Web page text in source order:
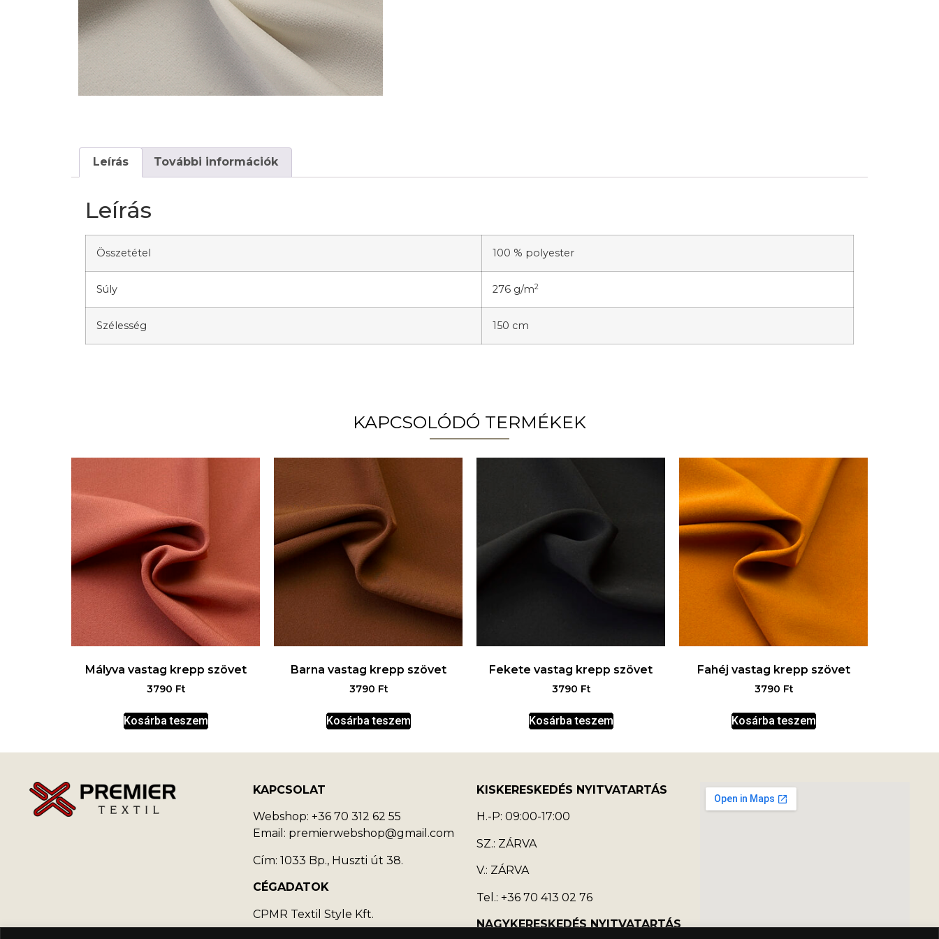
Leírás További információk
Leírás
Összetétel 100 % polyester
Súly 276 g/m2
Szélesség 150 cm
KAPCSOLÓDÓ TERMÉKEK
Mályva vastag krepp szövet
3790 Ft
Kosárba teszem
Barna vastag krepp szövet
3790 Ft
Kosárba teszem
Fekete vastag krepp szövet
3790 Ft
Kosárba teszem
Fahéj vastag krepp szövet
3790 Ft
Kosárba teszem
KAPCSOLAT
Webshop: +36 70 312 62 55
Email: premierwebshop@gmail.com
Cím: 1033 Bp., Huszti út 38.
CÉGADATOK
CPMR Textil Style Kft.
KISKERESKEDÉS NYITVATARTÁS
H.-P: 09:00-17:00
SZ.: ZÁRVA
V.: ZÁRVA
Tel.: +36 70 413 02 76
NAGYKERESKEDÉS NYITVATARTÁS